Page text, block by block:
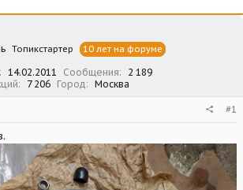
Топикстартер 10 лет на форуме
14.02.2011 Сообщения
2 189
7 206 Город Москва
#1